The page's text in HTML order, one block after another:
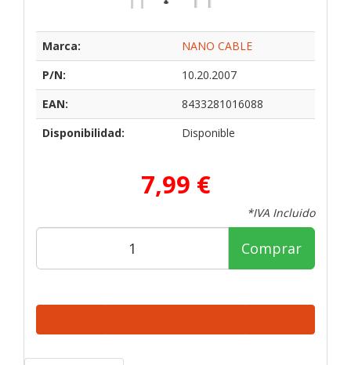
Marca:
NANO CABLE
P/N:
10.20.2007
EAN:
8433281016088
Disponibilidad:
Disponible
7,99 €
*IVA Incluido
Comprar